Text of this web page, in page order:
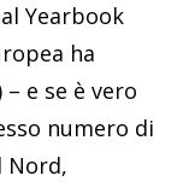
Yearbook
ha
e se è vero
numero di
Nord,